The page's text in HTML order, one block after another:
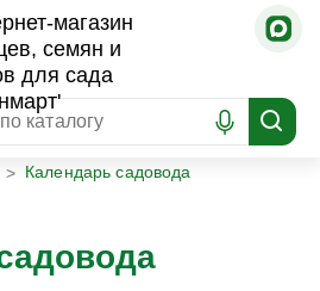
Календарь садовода